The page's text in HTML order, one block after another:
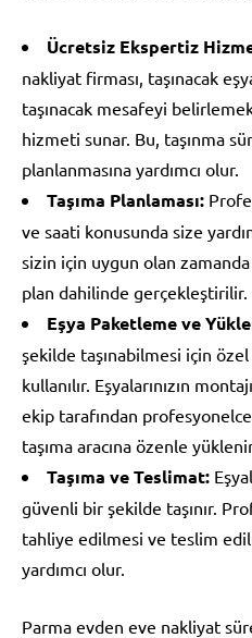
Ücretsiz Ekspertiz
nakliyat firması, taşınacak
taşınacak mesafeyi
hizmeti sunar. Bu, taşınma
planlanmasına yardımcı olur.
Taşıma Planlaması:
ve saati konusunda size
sizin için uygun olan
plan dahilinde gerçekleştirilir.
Eşya Paketleme ve
şekilde taşınabilmesi için
kullanılır. Eşyalarınızın
ekip tarafından profesyonelce
taşıma aracına özenle
Taşıma ve Teslimat:
güvenli bir şekilde taşınır.
tahliye edilmesi ve teslim
yardımcı olur.
Parma evden eve nakliyat